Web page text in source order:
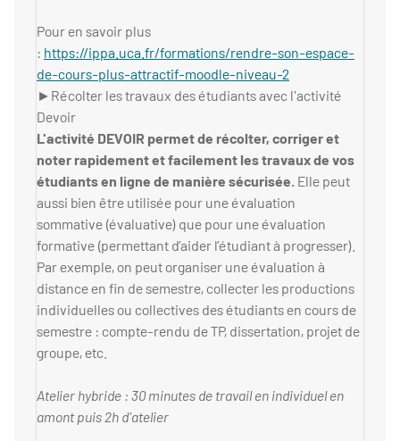
Pour en savoir plus
: https://ippa.uca.fr/formations/rendre-son-espace-
de-cours-plus-attractif-moodle-niveau-2
►Récolter les travaux des étudiants avec l'activité
Devoir
L'activité DEVOIR permet de récolter, corriger et
noter rapidement et facilement les travaux de vos
étudiants en ligne de manière sécurisée. Elle peut
aussi bien être utilisée pour une évaluation
sommative (évaluative) que pour une évaluation
formative (permettant d’aider l’étudiant à progresser).
Par exemple, on peut organiser une évaluation à
distance en fin de semestre, collecter les productions
individuelles ou collectives des étudiants en cours de
semestre : compte-rendu de TP, dissertation, projet de
groupe, etc.
Atelier hybride : 30 minutes de travail en individuel en
amont puis 2h d'atelier